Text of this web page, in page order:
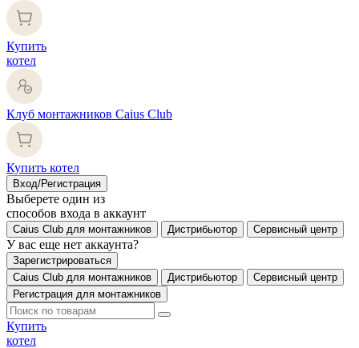
Купить
котел
Клуб монтажников Caius Club
Купить котел
Вход/Регистрация
Выберете один из
способов входа в аккаунт
Caius Club для монтажников Дистрибьютор Сервисный центр
У вас еще нет аккаунта?
Зарегистрироваться
Caius Club для монтажников
Дистрибьютор
Сервисный центр
Регистрация для монтажников
Купить
котел